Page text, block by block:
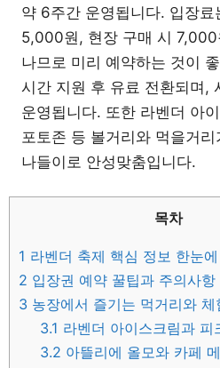
약 6주간 운영됩니다. 입장
5,000원, 현장 구매 시
나므로 미리 예약하는 것이
시간 지원 후 유료 전환되며,
운영됩니다. 또한 라벤더 아
포토존 등 볼거리와 먹을거
나들이로 안성맞춤입니다.
목차
1 라벤더 축제 핵심 정보 한눈에
2 입장권 예약 꿀팁과 주의사항
3 농장에서 즐기는 먹거리와 체
3.1 라벤더 아이스크림과 피
3.2 아뜰리에 올모와 카페